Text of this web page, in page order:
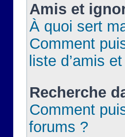
Amis et
À quoi sert
Comment
liste d’amis
Recherche
Comment
forums ?